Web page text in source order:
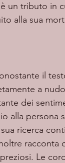
un tributo in
alla sua
a
dei
alla persona
ricerca
racconta
Le